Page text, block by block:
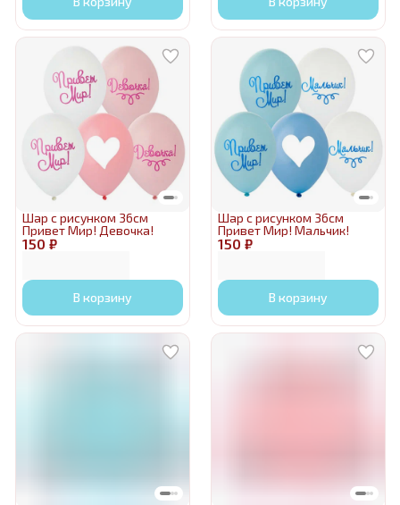
150 ₽
Шар с рисунком 36см
Привет Мир! Девочка!
В корзину
150 ₽
Шар с рисунком 36см
Привет Мир! Мальчик!
В корзину